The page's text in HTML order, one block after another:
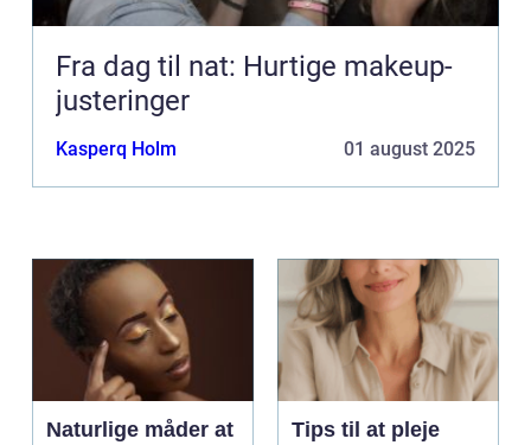
Fra dag til nat: Hurtige makeup-
justeringer
Kasperq Holm 01 august 2025
Naturlige måder at
Tips til at pleje